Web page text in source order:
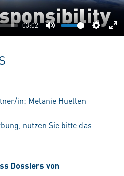
03:02
Mute
in: Melanie Huellen
nutzen Sie bitte das
Dossiers von